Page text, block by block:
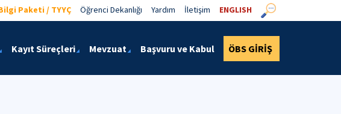
Paketi / TYYÇ Öğrenci Dekanlığı Yardım İletişim ENGLISH
Kayıt Süreçleri Mevzuat Başvuru ve Kabul ÖBS GİRİŞ